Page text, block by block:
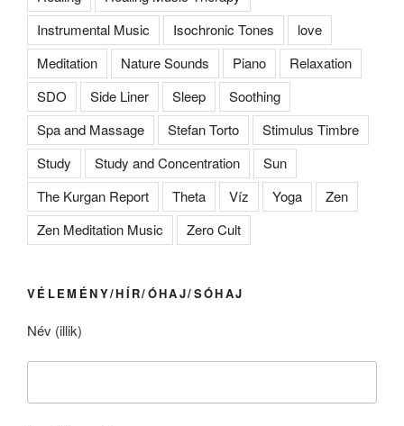
Instrumental Music
Isochronic Tones
love
Meditation
Nature Sounds Piano
Relaxation
SDO
Side Liner Sleep
Soothing
Spa and Massage
Stefan Torto
Stimulus Timbre
Study
Study and Concentration
Sun
The Kurgan Report
Theta Víz Yoga
Zen
Zen Meditation Music
Zero Cult
VÉLEMÉNY/HÍR/ÓHAJ/SÓHAJ
Név (illik)